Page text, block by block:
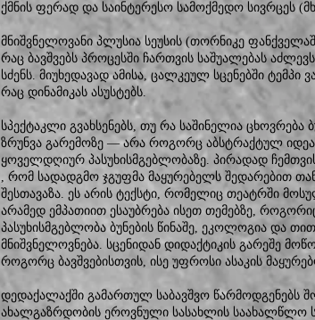
ქმნის ფერად და საინტერესო სამოქმედო სივრცეს
მნიშვნელოვანი პლუსია სეუსის (თორნიკე
რაც ბავშვებს პროცესში ჩართვის საშუალებას
სძენს. მიუხედავად ამისა, ცალკეულ სცენებში
რაც დინამიკას ასუსტებს.
სპექტაკლი გვახსენებს, თუ რა საშინელია
ზრუნვა გარემოზე — არა როგორც აბსტრაქტულ
ყოველდღიურ პასუხისმგებლობაზე. პირადად
, რომ სადადგმო ჯგუფმა მაყურებელს შედარებით
შესთავაზა. ეს არის ტექსტი, რომელიც თეატრში
არამედ ემპათიით ესაუბრება ისეთ თემებზე,
პასუხისმგებლობა ბუნების წინაშე, ეკოლოგია და
მნიშვნელოვნება. სცენიდან დიდაქტიკის გარეშე
როგორც ბავშვებისთვის, ისე უფროსი ასაკის
დედაქალაქში გამართულ საბავშვო წარმოდგენებს
ახალგაზრდობის ეროვნული სასახლის საახალწლო